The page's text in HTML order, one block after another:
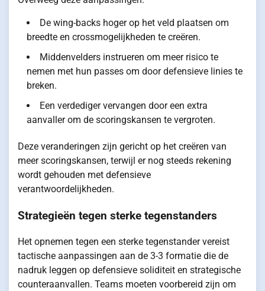
De wing-backs hoger op het veld plaatsen om
breedte en crossmogelijkheden te creëren.
Middenvelders instrueren om meer risico te
nemen met hun passes om door defensieve linies te
breken.
Een verdediger vervangen door een extra
aanvaller om de scoringskansen te vergroten.
Deze veranderingen zijn gericht op het creëren van
meer scoringskansen, terwijl er nog steeds rekening
wordt gehouden met defensieve
verantwoordelijkheden.
Strategieën tegen sterke tegenstanders
Het opnemen tegen een sterke tegenstander vereist
tactische aanpassingen aan de 3-3 formatie die de
nadruk leggen op defensieve soliditeit en strategische
counteraanvallen. Teams moeten voorbereid zijn om